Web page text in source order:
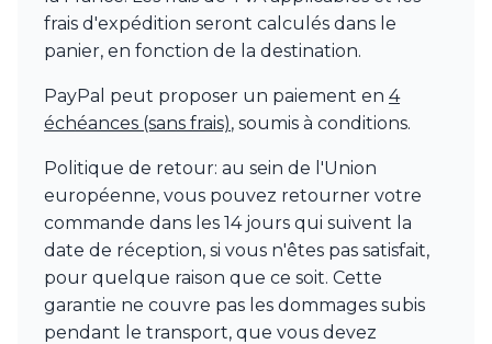
Watsberg
frais d'expédition seront calculés dans le
panier, en fonction de la destination.
PayPal peut proposer un paiement en 4
échéances (sans frais), soumis à conditions.
Politique de retour: au sein de l'Union
européenne, vous pouvez retourner votre
commande dans les 14 jours qui suivent la
date de réception, si vous n'êtes pas satisfait,
pour quelque raison que ce soit. Cette
garantie ne couvre pas les dommages subis
pendant le transport, que vous devez